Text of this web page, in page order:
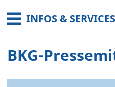
INFOS & SERVICES
BKG-